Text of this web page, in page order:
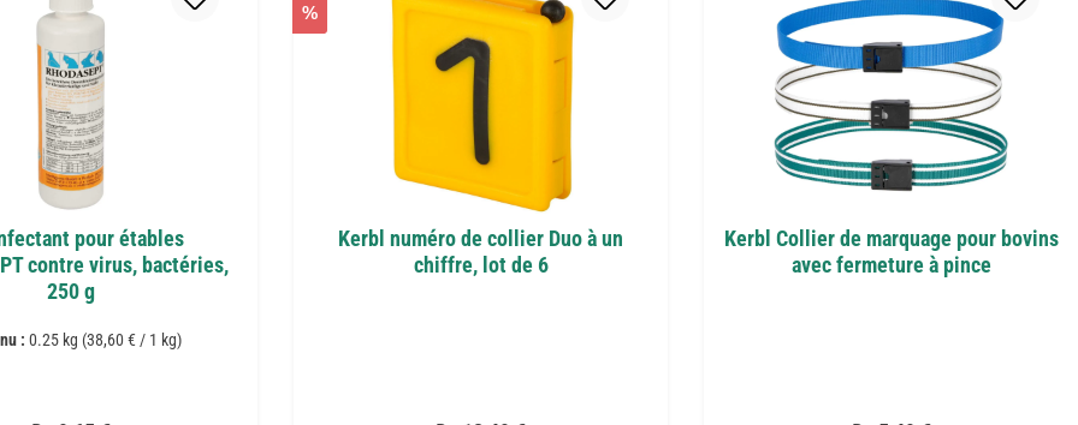
pour étables
contre virus, bactéries,
250 g
: 0.25 kg (38,60 € / 1 kg)
%
Kerbl numéro de collier Duo à un
chiffre, lot de 6
Kerbl Collier de marquage pour bovins
avec fermeture à pince